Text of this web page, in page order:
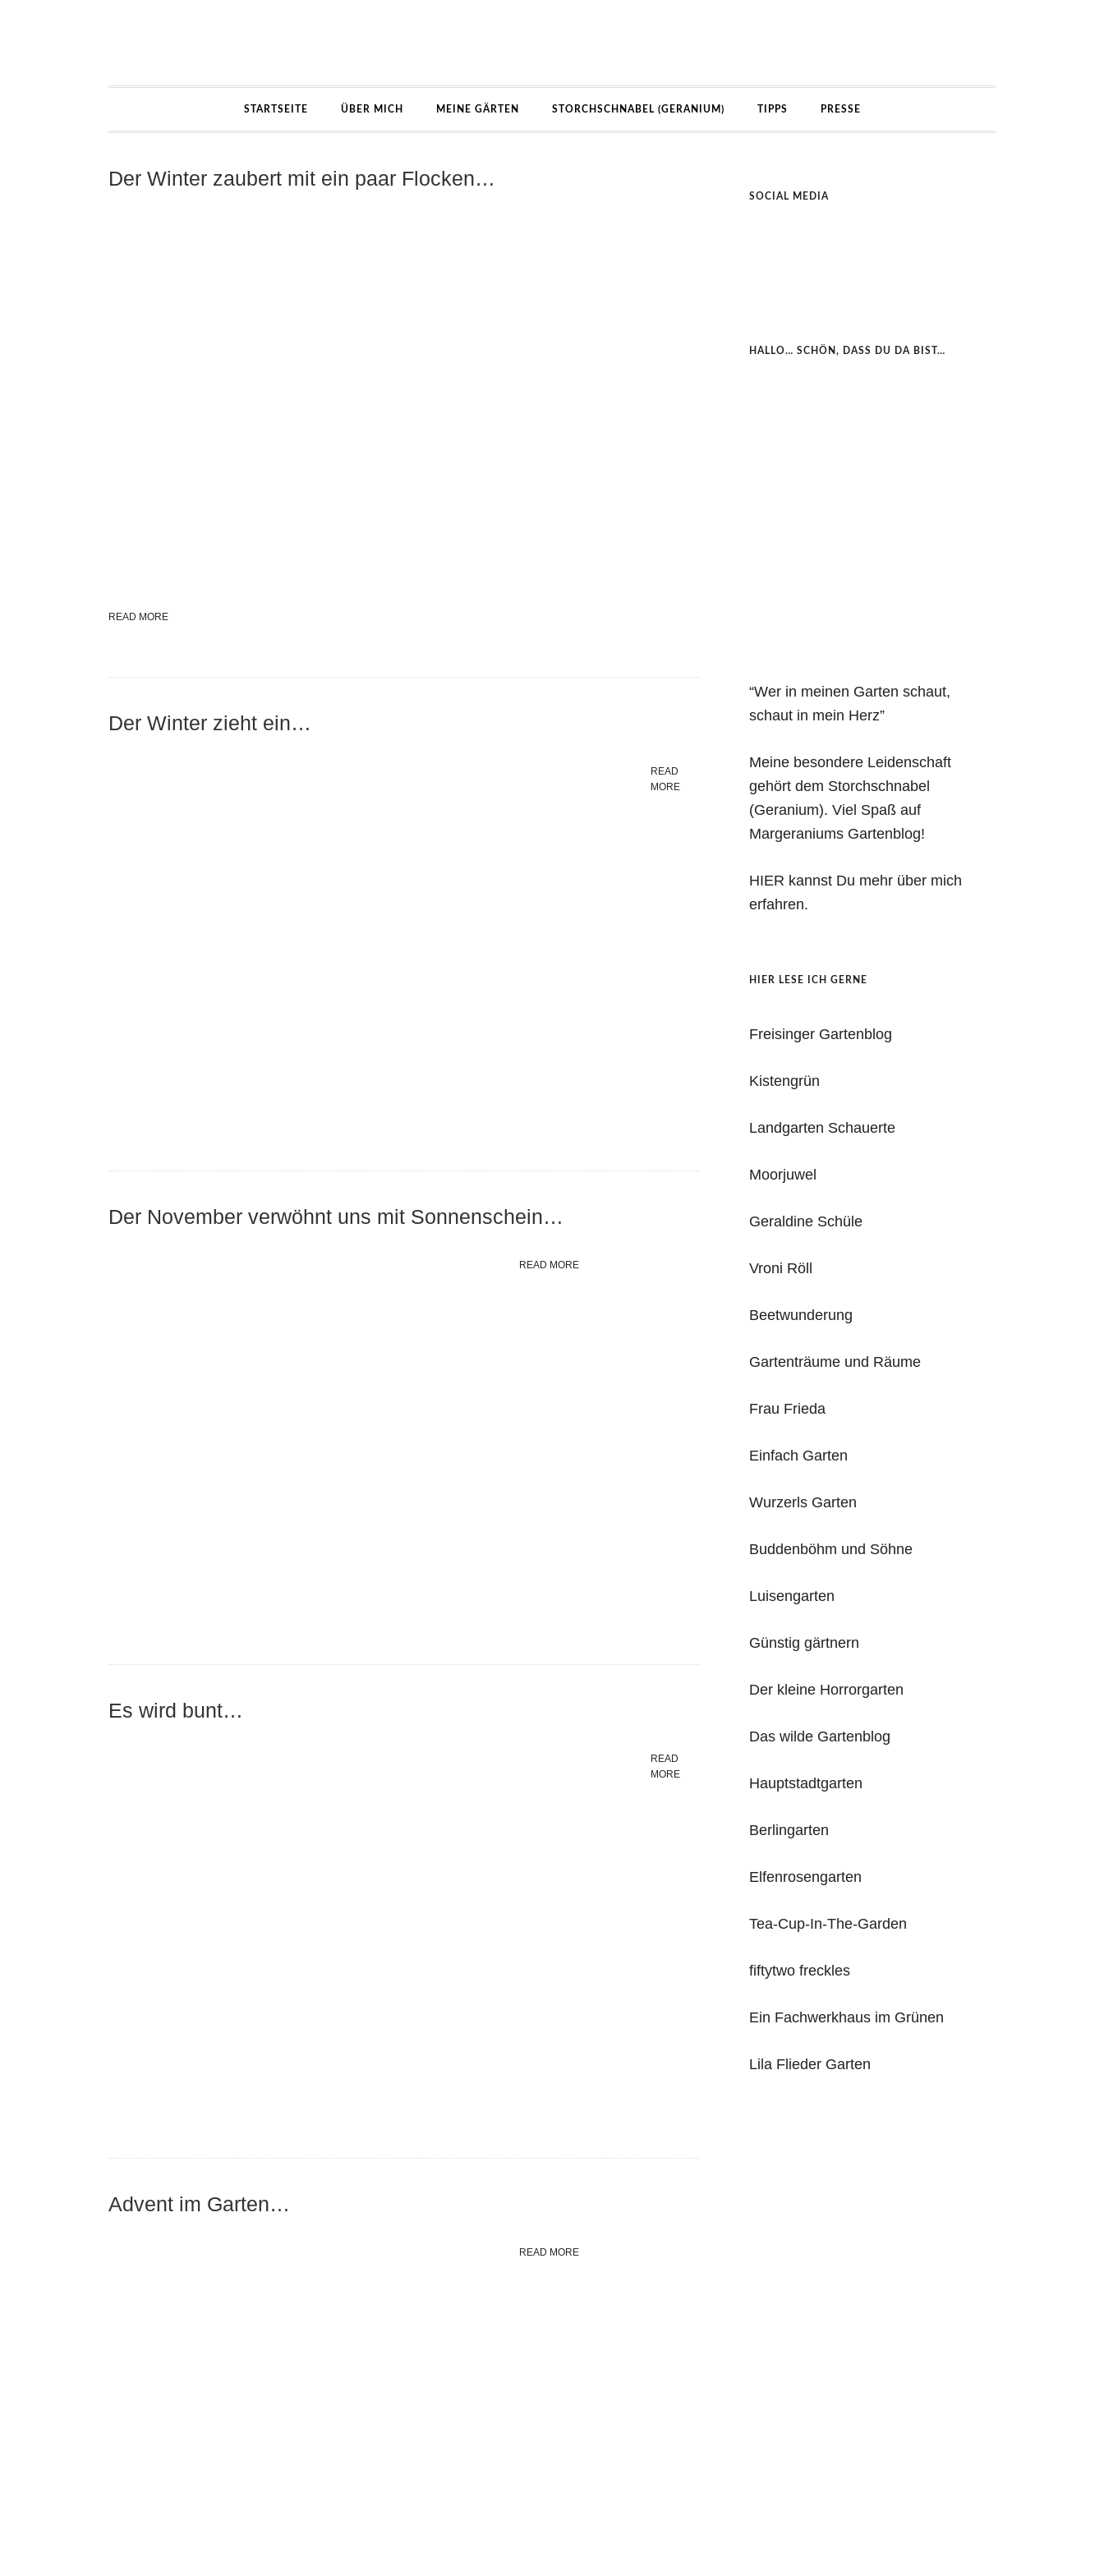
STARTSEITE ÜBER MICH MEINE GÄRTEN STORCHSCHNABEL (GERANIUM) TIPPS PRESSE
Der Winter zaubert mit ein paar Flocken…
READ MORE
Der Winter zieht ein…
READ
MORE
Der November verwöhnt uns mit Sonnenschein…
READ MORE
Es wird bunt…
READ
MORE
Advent im Garten…
READ MORE
SOCIAL MEDIA
HALLO… SCHÖN, DASS DU DA BIST…
“Wer in meinen Garten schaut,
schaut in mein Herz”
Meine besondere Leidenschaft
gehört dem Storchschnabel
(Geranium). Viel Spaß auf
Margeraniums Gartenblog!
HIER kannst Du mehr über mich
erfahren.
HIER LESE ICH GERNE
Freisinger Gartenblog
Kistengrün
Landgarten Schauerte
Moorjuwel
Geraldine Schüle
Vroni Röll
Beetwunderung
Gartenträume und Räume
Frau Frieda
Einfach Garten
Wurzerls Garten
Buddenböhm und Söhne
Luisengarten
Günstig gärtnern
Der kleine Horrorgarten
Das wilde Gartenblog
Hauptstadtgarten
Berlingarten
Elfenrosengarten
Tea-Cup-In-The-Garden
fiftytwo freckles
Ein Fachwerkhaus im Grünen
Lila Flieder Garten